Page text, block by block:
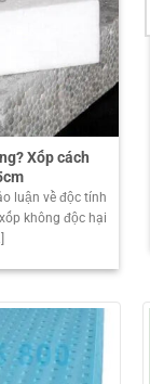
Xốp cách
luận về độc tính
không độc hại